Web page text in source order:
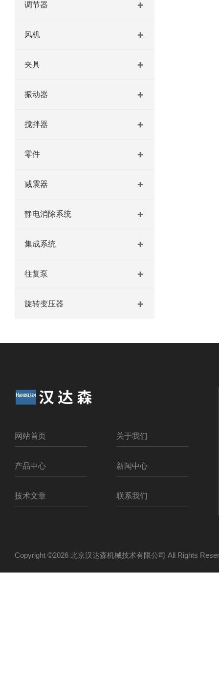
调节器
风机
夹具
振动器
搅拌器
零件
减震器
静电消除系统
集成系统
往复泵
旋转变压器
网站首页 关于我们
产品中心 新闻中心
技术文章 联系我们
Copyright ©2026 北京汉达森机械技术有限公司 All Rights